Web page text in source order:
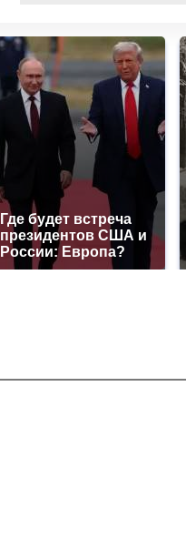
Где будет встреча
президентов США и
России: Европа?